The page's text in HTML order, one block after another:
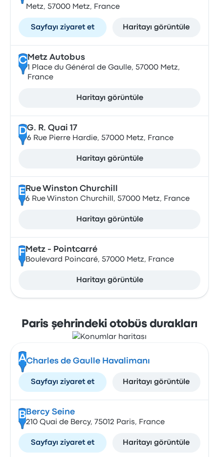
Metz, 57000 Metz, France
Sayfayı ziyaret et Haritayı görüntüle
CMetz Autobus
1 Place du Général de Gaulle, 57000 Metz,
France
Haritayı görüntüle
DG. R. Quai 17
6 Rue Pierre Hardie, 57000 Metz, France
Haritayı görüntüle
E Rue Winston Churchill
6 Rue Winston Churchill, 57000 Metz, France
Haritayı görüntüle
F Metz - Pointcarré
Boulevard Poincaré, 57000 Metz, France
Haritayı görüntüle
Paris şehrindeki otobüs durakları
ACharles de Gaulle Havalimanı
Sayfayı ziyaret et Haritayı görüntüle
B Bercy Seine
210 Quai de Bercy, 75012 Paris, France
Sayfayı ziyaret et Haritayı görüntüle